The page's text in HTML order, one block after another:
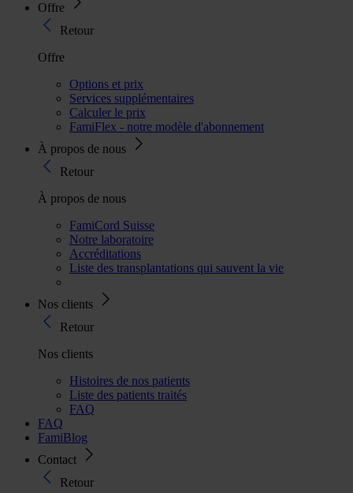
Offre
Retour
Offre
Options et prix
Services supplémentaires
Calculer le prix
FamiFlex - notre modèle d'abonnement
À propos de nous
Retour
À propos de nous
FamiCord Suisse
Notre laboratoire
Accréditations
Liste des transplantations qui sauvent la vie
Nos clients
Retour
Nos clients
Histoires de nos patients
Liste des patients traités
FAQ
FAQ
FamiBlog
Contact
Retour